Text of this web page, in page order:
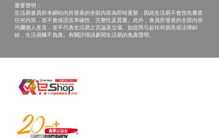
重要聲明：
生活易會員於本網站內所發表的全部內容為即時更新，因此生活易不會預先審查
任何內容，並不會保證其準確性、完整性及質量。此外，會員所發表的全部內容
均屬個人意見，並不代表生活易之言論及立場。如從而引起任何損失或法律糾
紛，生活易概不負責。有關詳情請參閱生活易的免責聲明。